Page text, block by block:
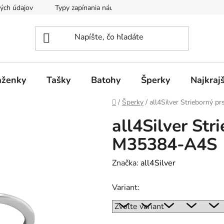
údajov Typy zapínania náušníc
Tašky Batohy Šperky
Domov
/ Šperky / all4Silver Strieborný
all4Silver
M35384-A4S
Značka: all4Silver
Variant: